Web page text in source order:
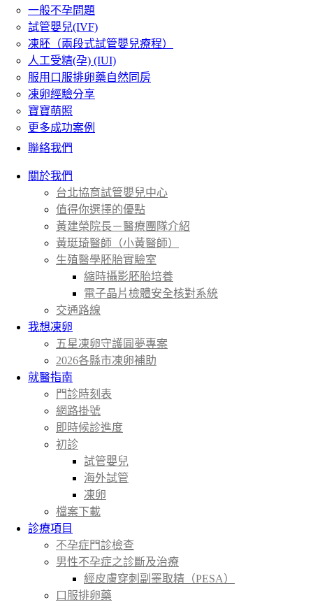
一般不孕問題
試管嬰兒(IVF)
凍胚（兩段式試管嬰兒療程）
人工受精(孕) (IUI)
服用口服排卵藥自然同房
凍卵經驗分享
寶寶萌照
更多成功案例
聯絡我們
關於我們
台北協育試管嬰兒中心
值得你選擇的優點
黃建榮院長－醫療團隊介紹
黃珽琦醫師（小黃醫師）
生殖醫學胚胎實驗室
縮時攝影胚胎培養
電子晶片檢體安全核對系統
交通路線
我想凍卵
五星凍卵守護圓夢專案
2026各縣市凍卵補助
就醫指南
門診時刻表
網路掛號
即時候診進度
初診
試管嬰兒
海外試管
凍卵
檔案下載
診療項目
不孕症門診檢查
男性不孕症之診斷及治療
經皮膚穿刺副睪取精（PESA）
口服排卵藥